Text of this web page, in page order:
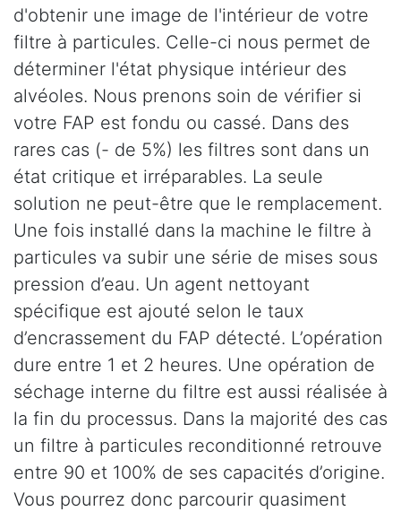
d'obtenir une image de l'intérieur de votre
filtre à particules. Celle-ci nous permet de
déterminer l'état physique intérieur des
alvéoles. Nous prenons soin de vérifier si
votre FAP est fondu ou cassé. Dans des
rares cas (- de 5%) les filtres sont dans un
état critique et irréparables. La seule
solution ne peut-être que le remplacement.
Une fois installé dans la machine le filtre à
particules va subir une série de mises sous
pression d’eau. Un agent nettoyant
spécifique est ajouté selon le taux
d’encrassement du FAP détecté. L’opération
dure entre 1 et 2 heures. Une opération de
séchage interne du filtre est aussi réalisée à
la fin du processus. Dans la majorité des cas
un filtre à particules reconditionné retrouve
entre 90 et 100% de ses capacités d’origine.
Vous pourrez donc parcourir quasiment